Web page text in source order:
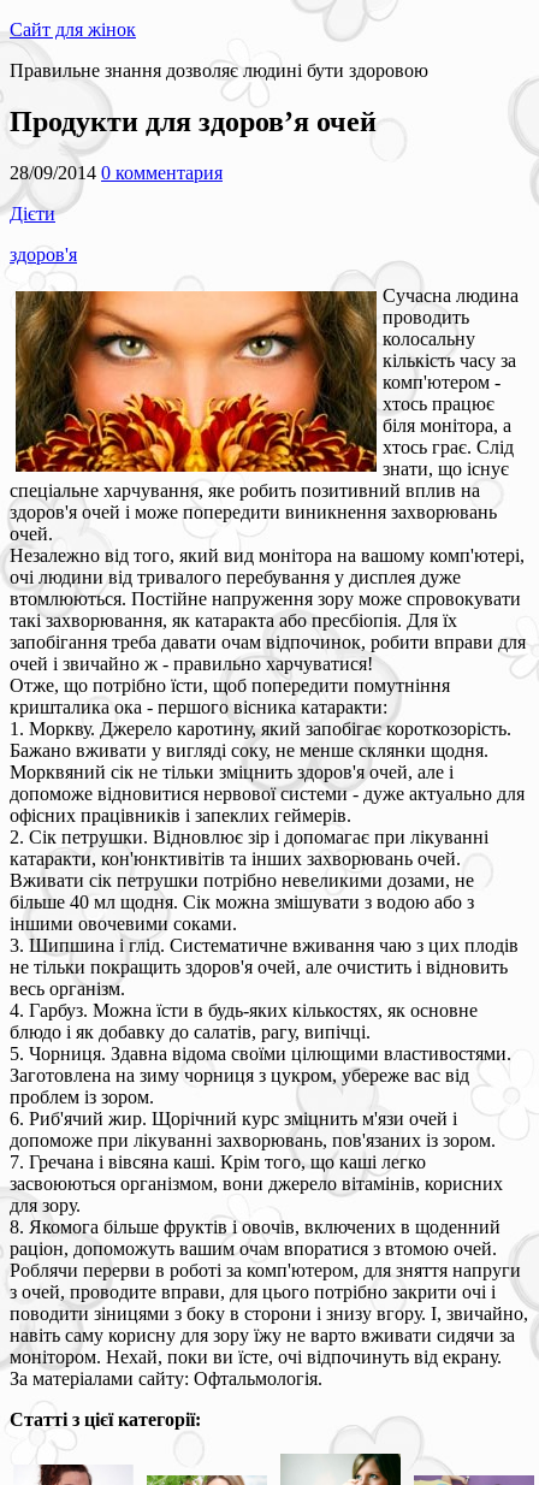
Сайт для жінок
Правильне знання дозволяє людині бути здоровою
Продукти для здоров’я очей
28/09/2014 0 комментария
Дієти
здоров'я
Сучасна людина
проводить
колосальну
кількість часу за
комп'ютером -
хтось працює
біля монітора, а
хтось грає. Слід
знати, що існує
спеціальне харчування, яке робить позитивний вплив на
здоров'я очей і може попередити виникнення захворювань
очей.
Незалежно від того, який вид монітора на вашому комп'ютері,
очі людини від тривалого перебування у дисплея дуже
втомлюються. Постійне напруження зору може спровокувати
такі захворювання, як катаракта або пресбіопія. Для їх
запобігання треба давати очам відпочинок, робити вправи для
очей і звичайно ж - правильно харчуватися!
Отже, що потрібно їсти, щоб попередити помутніння
кришталика ока - першого вісника катаракти:
1. Моркву. Джерело каротину, який запобігає короткозорість.
Бажано вживати у вигляді соку, не менше склянки щодня.
Морквяний сік не тільки зміцнить здоров'я очей, але і
допоможе відновитися нервової системи - дуже актуально для
офісних працівників і запеклих геймерів.
2. Сік петрушки. Відновлює зір і допомагає при лікуванні
катаракти, кон'юнктивітів та інших захворювань очей.
Вживати сік петрушки потрібно невеликими дозами, не
більше 40 мл щодня. Сік можна змішувати з водою або з
іншими овочевими соками.
3. Шипшина і глід. Систематичне вживання чаю з цих плодів
не тільки покращить здоров'я очей, але очистить і відновить
весь організм.
4. Гарбуз. Можна їсти в будь-яких кількостях, як основне
блюдо і як добавку до салатів, рагу, випічці.
5. Чорниця. Здавна відома своїми цілющими властивостями.
Заготовлена на зиму чорниця з цукром, убереже вас від
проблем із зором.
6. Риб'ячий жир. Щорічний курс зміцнить м'язи очей і
допоможе при лікуванні захворювань, пов'язаних із зором.
7. Гречана і вівсяна каші. Крім того, що каші легко
засвоюються організмом, вони джерело вітамінів, корисних
для зору.
8. Якомога більше фруктів і овочів, включених в щоденний
раціон, допоможуть вашим очам впоратися з втомою очей.
Роблячи перерви в роботі за комп'ютером, для зняття напруги
з очей, проводите вправи, для цього потрібно закрити очі і
поводити зіницями з боку в сторони і знизу вгору. І, звичайно,
навіть саму корисну для зору їжу не варто вживати сидячи за
монітором. Нехай, поки ви їсте, очі відпочинуть від екрану.
За матеріалами сайту: Офтальмологія.
Статті з цієї категорії: